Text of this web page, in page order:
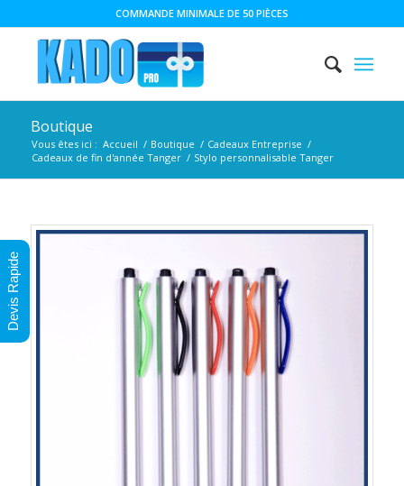
COMMANDE MINIMALE DE 50 PIÈCES
Boutique
Vous êtes ici : Accueil / Boutique / Cadeaux Entreprise /
Cadeaux de fin d'année Tanger / Stylo personnalisable Tanger
Devis Rapide